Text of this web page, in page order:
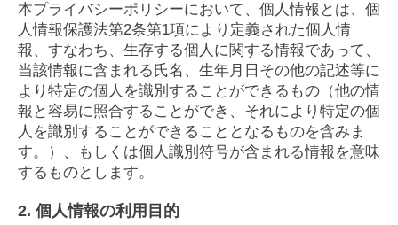
本プライバシーポリシーにおいて、個人情報とは、個
人情報保護法第2条第1項により定義された個人情
報、すなわち、生存する個人に関する情報であって、
当該情報に含まれる氏名、生年月日その他の記述等に
より特定の個人を識別することができるもの（他の情
報と容易に照合することができ、それにより特定の個
人を識別することができることとなるものを含みま
す。）、もしくは個人識別符号が含まれる情報を意味
するものとします。
2. 個人情報の利用目的